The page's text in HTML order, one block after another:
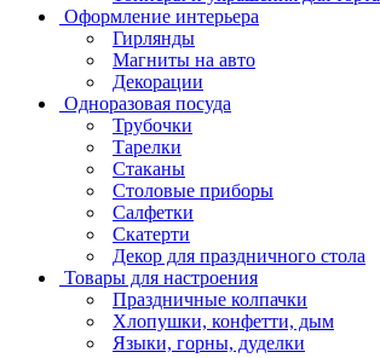
Оформление интерьера
Гирлянды
Магниты на авто
Декорации
Одноразовая посуда
Трубочки
Тарелки
Стаканы
Столовые приборы
Салфетки
Скатерти
Декор для праздничного стола
Товары для настроения
Праздничные колпачки
Хлопушки, конфетти, дым
Языки, горны, дуделки